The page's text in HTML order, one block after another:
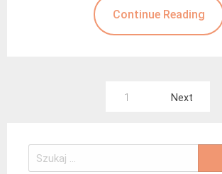
Continue Reading
wpisach
1 Next
Szukaj: